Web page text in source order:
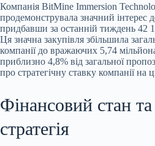
Компанія BitMine Immersion
продемонструвала значний інтерес
придбавши за останній тиждень 42
Ця значна закупівля збільшила
компанії до вражаючих 5,74
приблизно 4,8% від загальної
про стратегічну ставку компанії
Фінансовий стан та
стратегія